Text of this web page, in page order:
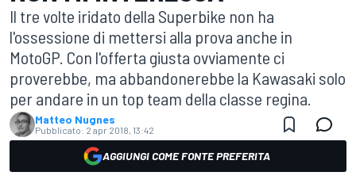
Il tre volte iridato della Superbike non ha
l'ossessione di mettersi alla prova anche in
MotoGP. Con l'offerta giusta ovviamente ci
proverebbe, ma abbandonerebbe la Kawasaki solo
per andare in un top team della classe regina.
Matteo Nugnes
Pubblicato: 2 apr 2018, 13:42
AGGIUNGI COME FONTE PREFERITA